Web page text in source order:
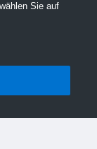
Sie auf